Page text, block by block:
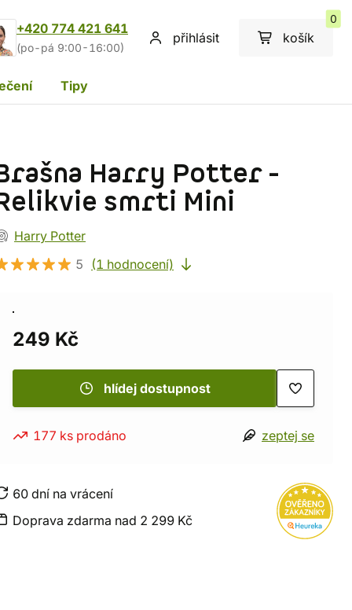
+420 774 421 641
(po-pá 9:00-16:00)
přihlásit košík
0
Tipy
Harry Potter -
smrti Mini
Harry Potter
5
(1 hodnocení)
249 Kč
hlídej dostupnost
177 ks prodáno zeptej se
60 dní na vrácení
Doprava zdarma nad 2 299 Kč